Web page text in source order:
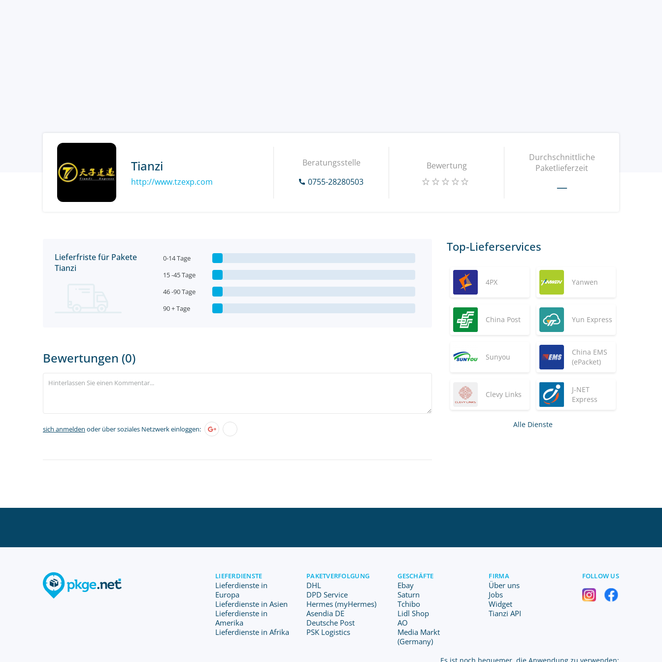
Tianzi
http://www.tzexp.com
Beratungsstelle
0755-28280503
Bewertung
Durchschnittliche
Paketlieferzeit
—
Lieferfriste für Pakete
Tianzi
0-14 Tage
15 -45 Tage
46 -90 Tage
90 + Tage
Bewertungen (0)
sich anmelden oder über soziales Netzwerk einloggen:
Top-Lieferservices
4PX Yanwen
China Post Yun Express
Sunyou
China EMS
(ePacket)
Clevy Links
J-NET
Express
Alle Dienste
LIEFERDIENSTE
Lieferdienste in
Europa
Lieferdienste in Asien
Lieferdienste in
Amerika
Lieferdienste in Afrika
PAKETVERFOLGUNG
DHL
DPD Service
Hermes (myHermes)
Asendia DE
Deutsche Post
PSK Logistics
GESCHÄFTE
Ebay
Saturn
Tchibo
Lidl Shop
AO
Media Markt
(Germany)
FIRMA
Über uns
Jobs
Widget
Tianzi API
FOLLOW US